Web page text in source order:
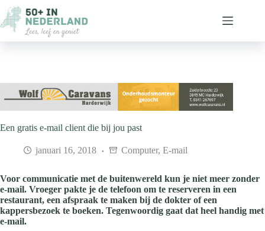
naar
de
inhoud
Een gratis e-mail client die bij jou past
januari 16, 2018 Computer, E-mail
Voor communicatie met de buitenwereld kun je niet meer zonder
e-mail. Vroeger pakte je de telefoon om te reserveren in een
restaurant, een afspraak te maken bij de dokter of een
kappersbezoek te boeken. Tegenwoordig gaat dat heel handig met
e-mail.